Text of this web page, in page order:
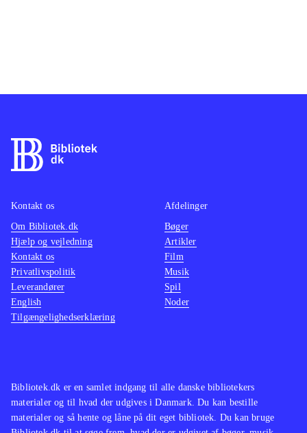
Bibliotek.dk er en samlet indgang til alle danske bibliotekers
materialer og til hvad der udgives i Danmark. Du kan bestille
materialer og så hente og låne på dit eget bibliotek. Du kan bruge
Kontakt os
Om Bibliotek.dk
Hjælp og vejledning
Kontakt os
Privatlivspolitik
Leverandører
English
Tilgængelighedserklæring
Afdelinger
Bøger
Artikler
Film
Musik
Spil
Noder